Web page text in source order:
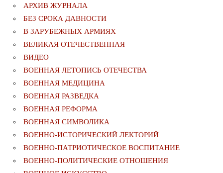
АРХИВ ЖУРНАЛА
БЕЗ СРОКА ДАВНОСТИ
В ЗАРУБЕЖНЫХ АРМИЯХ
ВЕЛИКАЯ ОТЕЧЕСТВЕННАЯ
ВИДЕО
ВОЕННАЯ ЛЕТОПИСЬ ОТЕЧЕСТВА
ВОЕННАЯ МЕДИЦИНА
ВОЕННАЯ РАЗВЕДКА
ВОЕННАЯ РЕФОРМА
ВОЕННАЯ СИМВОЛИКА
ВОЕННО-ИСТОРИЧЕСКИЙ ЛЕКТОРИЙ
ВОЕННО-ПАТРИОТИЧЕСКОЕ ВОСПИТАНИЕ
ВОЕННО-ПОЛИТИЧЕСКИE ОТНОШЕНИЯ